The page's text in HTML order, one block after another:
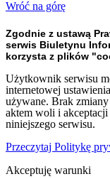
Wróć na górę
Zgodnie z ustawą
serwis Biuletynu
korzysta z plików
Użytkownik serwisu
internetowej
używane. Brak
aktem woli i
niniejszego serwisu.
Przeczytaj Politykę
Akceptuję warunki